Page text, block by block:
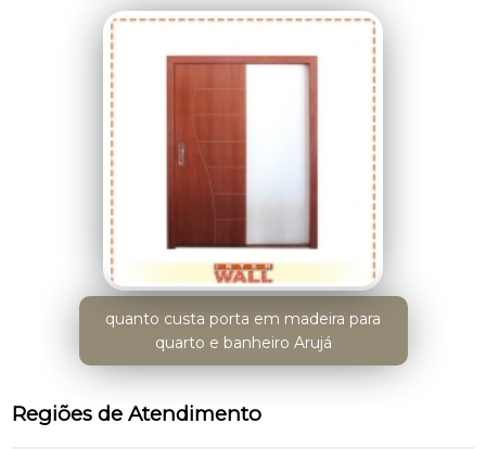
quanto custa porta em madeira para
quarto e banheiro Arujá
Regiões de Atendimento